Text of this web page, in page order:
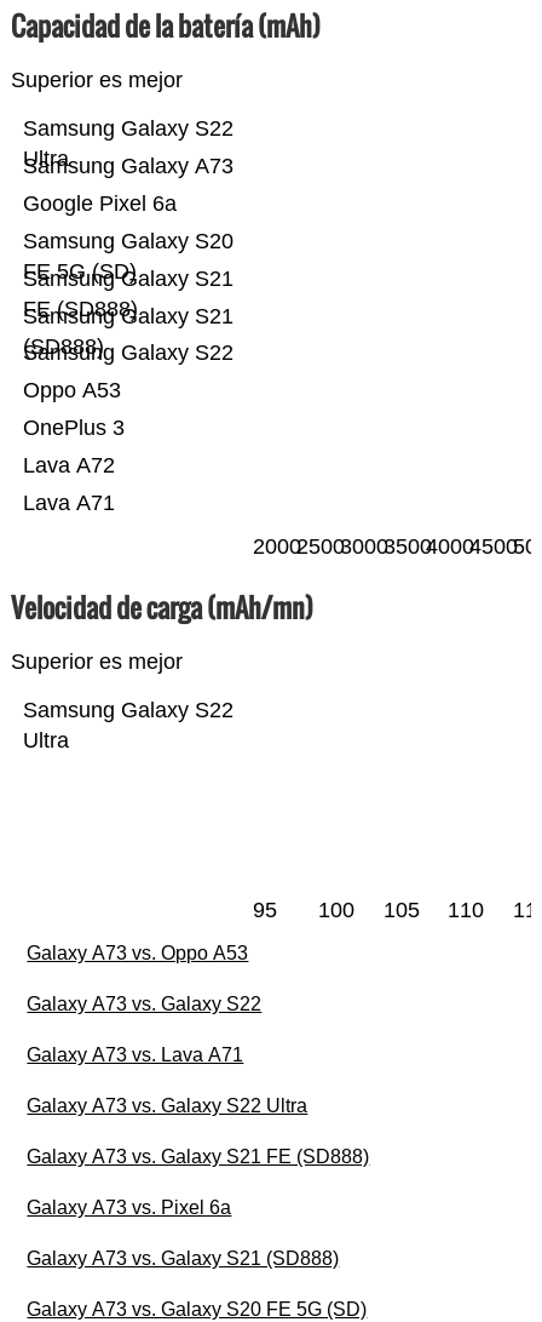
Capacidad de la batería (mAh)
Superior es mejor
Lava A71
Lava A72
OnePlus 3
Oppo A53
Samsung Galaxy S22
Samsung Galaxy S21
(SD888)
Samsung Galaxy S21
FE (SD888)
Samsung Galaxy S20
FE 5G (SD)
Google Pixel 6a
Samsung Galaxy A73
Samsung Galaxy S22
Ultra
200025003000350040004500
Velocidad de carga (mAh/mn)
Superior es mejor
Samsung Galaxy S22
Ultra
95 100 105 110
Galaxy A73 vs. Oppo A53
Galaxy A73 vs. Galaxy S22
Galaxy A73 vs. Lava A71
Galaxy A73 vs. Galaxy S22 Ultra
Galaxy A73 vs. Galaxy S21 FE (SD888)
Galaxy A73 vs. Pixel 6a
Galaxy A73 vs. Galaxy S21 (SD888)
Galaxy A73 vs. Galaxy S20 FE 5G (SD)